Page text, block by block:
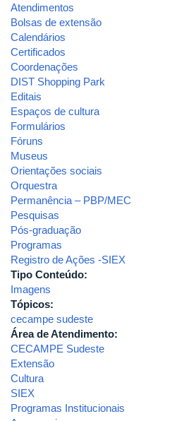
Atendimentos
Bolsas de extensão
Calendários
Certificados
Coordenações
DIST Shopping Park
Editais
Espaços de cultura
Formulários
Fóruns
Museus
Orientações sociais
Orquestra
Permanência – PBP/MEC
Pesquisas
Pós-graduação
Programas
Registro de Ações -SIEX
Tipo Conteúdo:
Imagens
Tópicos:
cecampe sudeste
Área de Atendimento:
CECAMPE Sudeste
Extensão
Cultura
SIEX
Programas Institucionais